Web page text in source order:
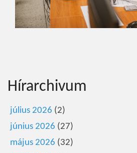
Hírarchivum
július 2026 (2)
június 2026 (27)
május 2026 (32)